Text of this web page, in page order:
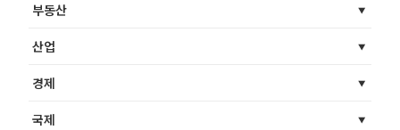
부동산
산업
경제
국제